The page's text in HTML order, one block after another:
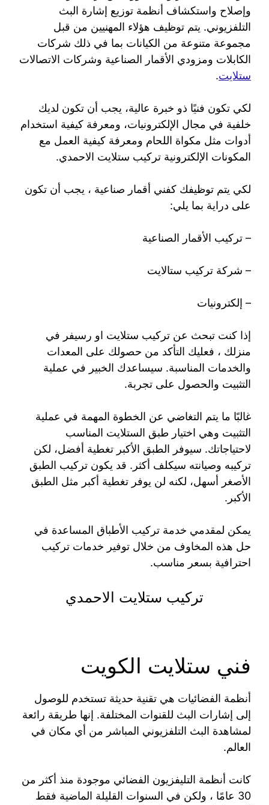
وإصلاح واستكشاف أنظمة توزيع إشارة البث
التلفزيوني. يتم توظيف هؤلاء المهنيين من قبل
مجموعة متنوعة من الكيانات بما في ذلك شركات
الكابلات ومزودي الأقمار الصناعية وشركات الاتصالات
ستلايت.
لكي تكون فنيًا ذو خبرة عالية، يجب أن تكون لديك
خلفية في مجال الإلكترونيات، ومعرفة كيفية استخدام
أدوات مثل مكواة اللحام ومعرفة كيفية العمل مع
المكونات الإلكترونية تركيب ستلايت الاحمدي.
لكي يتم توظيفك كفني أقمار صناعية ، يجب أن تكون
على دراية بما يلي:
– تركيب الأقمار الصناعية
– شركة تركيب ستالايت
– إلكترونيات
إذا كنت تبحث عن تركيب ستلايت او رسيفر في
منزلك ، فعليك التأكد من حصولك على المعدات
والخدمات المناسبة. سيساعدك الخبير في عملية
التثبيت والحصول على تجربة.
غالبًا ما يتم التغاضي عن الخطوة المهمة في عملية
التثبيت وهي اختيار طبق الستلايت المناسب
لاحتياجاتك. سيوفر الطبق الأكبر تغطية أفضل، لكن
تركيبه وصيانته سيكلف أكثر. قد يكون تركيب الطبق
الأصغر أسهل، لكنه لن يوفر تغطية أكبر مثل الطبق
الأكبر.
يمكن لمقدمي خدمة تركيب الأطباق المساعدة في
حل هذه المخاوف من خلال توفير خدمات تركيب
احترافية بسعر مناسب.
تركيب ستلايت الاحمدي
فني ستلايت الكويت
أنظمة الفضائيات هي تقنية حديثة تستخدم للوصول
إلى إشارات البث للقنوات المختلفة. إنها طريقة رائعة
لمشاهدة البث التلفزيوني المباشر من أي مكان في
العالم.
كانت أنظمة التليفزيون الفضائي موجودة منذ أكثر من
30 عامًا ، ولكن في السنوات القليلة الماضية فقط